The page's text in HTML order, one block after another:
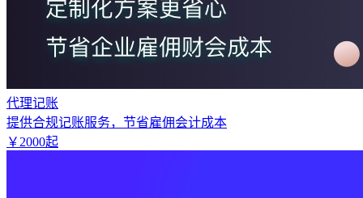
代理记账
提供合规记账服务，节省雇佣会计成本
￥ 2000起